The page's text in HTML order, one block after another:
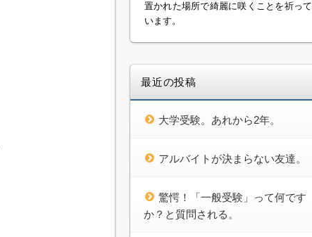
置かれた場所で綺麗に咲くことを祈って
います。
最近の投稿
大学受験。あれから2年。
アルバイトが決まらない友達。
驚愕！「一般受験」って何です
か？と質問される。